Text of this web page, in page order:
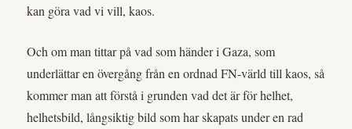
kan göra vad vi vill, kaos.
Och om man tittar på vad som händer i Gaza, som
underlättar en övergång från en ordnad FN-värld till kaos, så
kommer man att förstå i grunden vad det är för helhet,
helhetsbild, långsiktig bild som har skapats under en rad